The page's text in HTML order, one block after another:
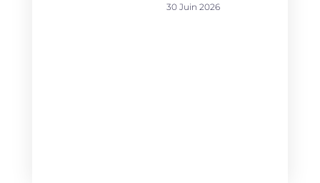
30 Juin 2026